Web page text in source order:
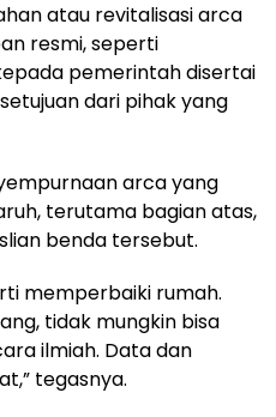
atau revitalisasi arca
resmi, seperti
pemerintah disertai
dari pihak yang
arca yang
terutama bagian atas,
benda tersebut.
memperbaiki rumah.
tidak mungkin bisa
ilmiah. Data dan
tegasnya.